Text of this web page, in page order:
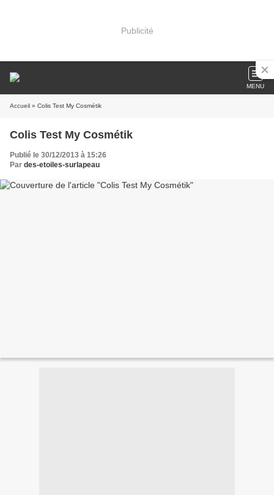
Publicité
MENU
Accueil » Colis Test My Cosmétik
Colis Test My Cosmétik
Publié le 30/12/2013 à 15:26
Par des-etoiles-surlapeau